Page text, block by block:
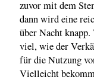
zuvor mit dem
dann wird eine
über Nacht knapp.
viel, wie der
für die Nutzung
Vielleicht